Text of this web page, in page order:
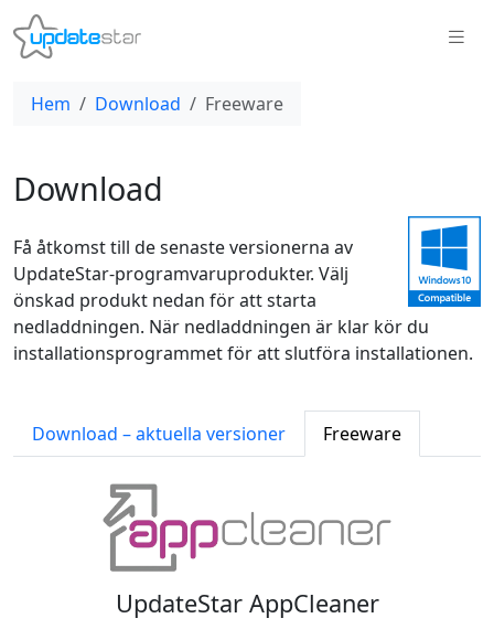
Hem Download Freeware
Download
Få åtkomst till de senaste versionerna av
UpdateStar-programvaruprodukter. Välj
önskad produkt nedan för att starta
nedladdningen. När nedladdningen är klar kör du
installationsprogrammet för att slutföra installationen.
Download – aktuella versioner Freeware
UpdateStar AppCleaner